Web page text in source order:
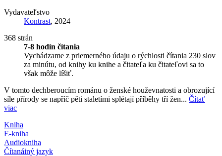
Vydavateľstvo
Kontrast, 2024
368 strán
7-8 hodín čítania
Vychádzame z priemerného údaju o rýchlosti čítania 230 slov
za minútu, od knihy ku knihe a čitateľa ku čitateľovi sa to
však môže líšiť.
V tomto dechberoucím románu o ženské houževnatosti a obrozující
síle přírody se napříč pěti staletími splétají příběhy tří žen... Čítať
viac
Kniha
E-kniha
Audiokniha
Čítanáiný jazyk